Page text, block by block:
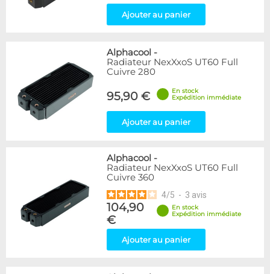
Ajouter au panier
Alphacool -
Radiateur NexXxoS UT60 Full
Cuivre 280
95,90 €
En stock
Expédition immédiate
Ajouter au panier
Alphacool -
Radiateur NexXxoS UT60 Full
Cuivre 360
4/5 - 3 avis
104,90
€
En stock
Expédition immédiate
Ajouter au panier